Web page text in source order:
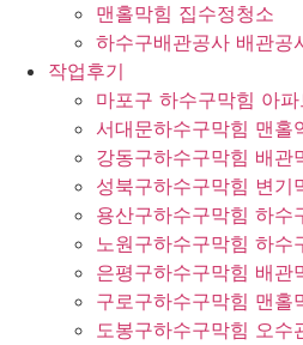
맨홀막힘 집수정청소
하수구배관공사 배관공
작업후기
마포구 하수구막힘 아
서대문하수구막힘 맨홀
강동구하수구막힘 배관
성북구하수구막힘 변기
용산구하수구막힘 하수
노원구하수구막힘 하수
은평구하수구막힘 배관
구로구하수구막힘 맨홀
도봉구하수구막힘 오수